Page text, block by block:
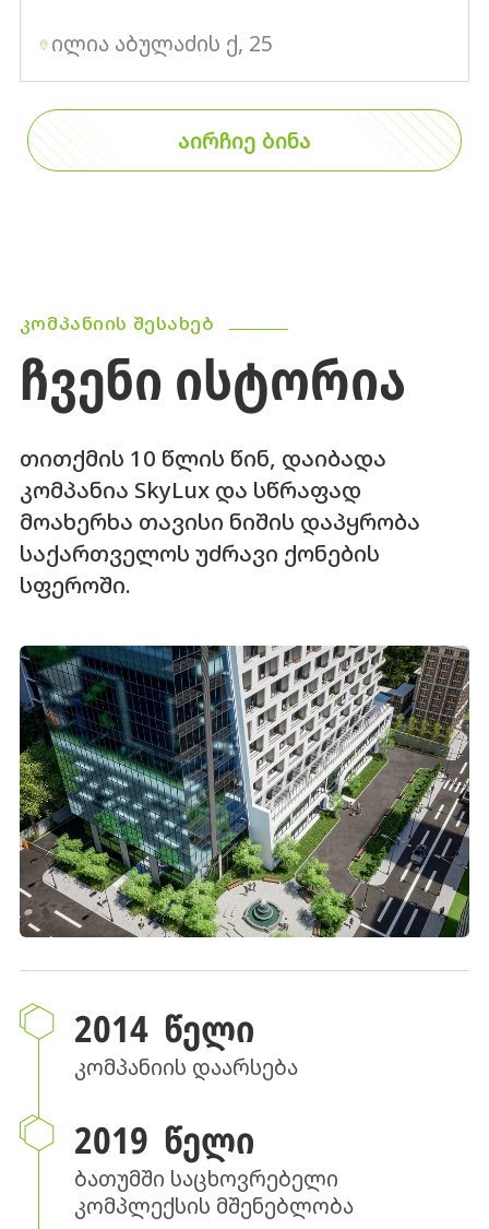
ᲐᲘᲠᲩᲘᲔ ᲑᲘᲜᲐ
ილია აბულაძის ქ, 25
ᲙᲝᲛᲞᲐᲜᲘᲘᲡ ᲨᲔᲡᲐᲮᲔᲑ
ᲩᲕᲔᲜᲘ ᲘᲡᲢᲝᲠᲘᲐ
თითქმის 10 წლის წინ, დაიბადა
კომპანია SkyLux და სწრაფად
მოახერხა თავისი ნიშის დაპყრობა
საქართველოს უძრავი ქონების
სფეროში.
2014 ᲬᲔᲚᲘ
კომპანიის დაარსება
2019 ᲬᲔᲚᲘ
ბათუმში საცხოვრებელი
კომპლექსის მშენებლობა